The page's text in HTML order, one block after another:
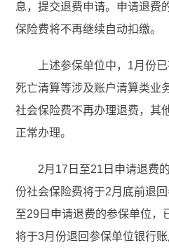
息，提交退费申请。申请退费
保险费将不再继续自动扣缴。
上述参保单位中，1月份
死亡清算等涉及账户清算类业
社会保险费不再办理退费，其
正常办理。
2月17日至21日申请退费
份社会保险费将于2月底前退
至29日申请退费的参保单位，
将于3月份退回参保单位银行账